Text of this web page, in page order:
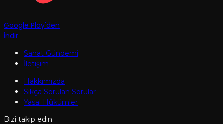
Google Play'den
İndir
Sanat Gündemi
İletişim
Hakkımızda
Sıkça Sorulan Sorular
Yasal Hükümler
Bizi takip edin